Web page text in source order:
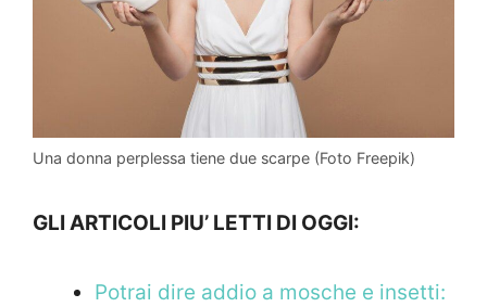
Una donna perplessa tiene due scarpe (Foto Freepik)
GLI ARTICOLI PIU’ LETTI DI OGGI:
Potrai dire addio a mosche e insetti: